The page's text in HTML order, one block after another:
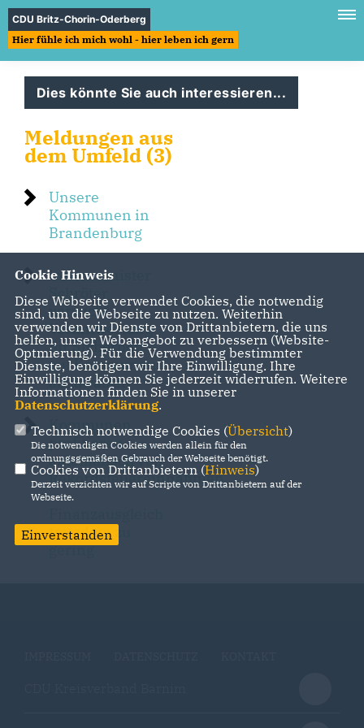
CDU Britz-Chorin-Oderberg
Hier fühle ich mich wohl - hier leben ich gern
Dies könnte Sie auch interessieren...
Meldungen aus
dem Umfeld (3)
Unsere
Kommunen in
Brandenburg
Innenminister
Schröter
versucht
Verantwortung
für Sicherheit
auf Kommunen
abzuwälzen
Kommunen
profitieren
automatisch von
Rekordsteuereinnahmen
-
trotzdem zu
gering
Cookie Hinweis
Diese Webseite verwendet Cookies, die notwendig
sind, um die Webseite zu nutzen. Weiterhin
verwenden wir Dienste von Drittanbietern, die uns
helfen, unser Webangebot zu verbessern (Website-
Optmierung). Für die Verwendung bestimmter
Dienste, benötigen wir Ihre Einwilligung. Ihre
Einwilligung können Sie jederzeit widerrufen. Weitere
Informationen finden Sie in unserer
Datenschutzerklärung.
Technisch notwendige Cookies (Übersicht)
Die notwendigen Cookies werden allein für den
ordnungsgemäßen Gebrauch der Webseite benötigt.
Cookies von Drittanbietern (Hinweis)
Derzeit verzichten wir auf Scripte von Drittanbietern auf der
Webseite.
Einverstanden